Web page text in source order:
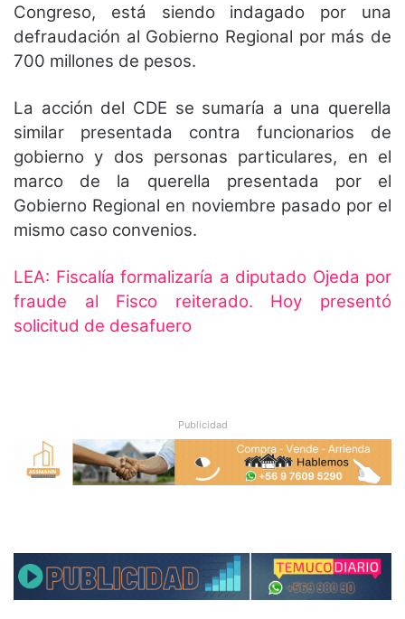
Congreso, está siendo indagado por una
defraudación al Gobierno Regional por más de
700 millones de pesos.
La acción del CDE se sumaría a una querella
similar presentada contra funcionarios de
gobierno y dos personas particulares, en el
marco de la querella presentada por el
Gobierno Regional en noviembre pasado por el
mismo caso convenios.
LEA: Fiscalía formalizaría a diputado Ojeda por
fraude al Fisco reiterado. Hoy presentó
solicitud de desafuero
Publicidad